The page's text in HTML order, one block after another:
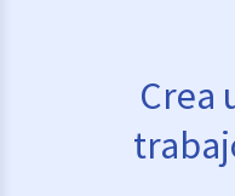
Crea